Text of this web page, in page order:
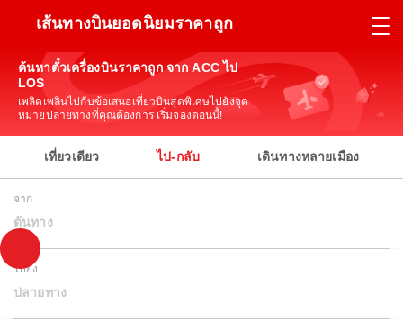
เส้นทางบินยอดนิยมราคาถูก
ค้นหาตั๋วเครื่องบินราคาถูก จาก ACC ไป
LOS
เพลิดเพลินไปกับข้อเสนอเที่ยวบินสุดพิเศษไปยังจุด
หมายปลายทางที่คุณต้องการ เริ่มจองตอนนี้!
เที่ยวเดียว ไป-กลับ เดินทางหลายเมือง
จาก
ต้นทาง
ไปยัง
ปลายทาง